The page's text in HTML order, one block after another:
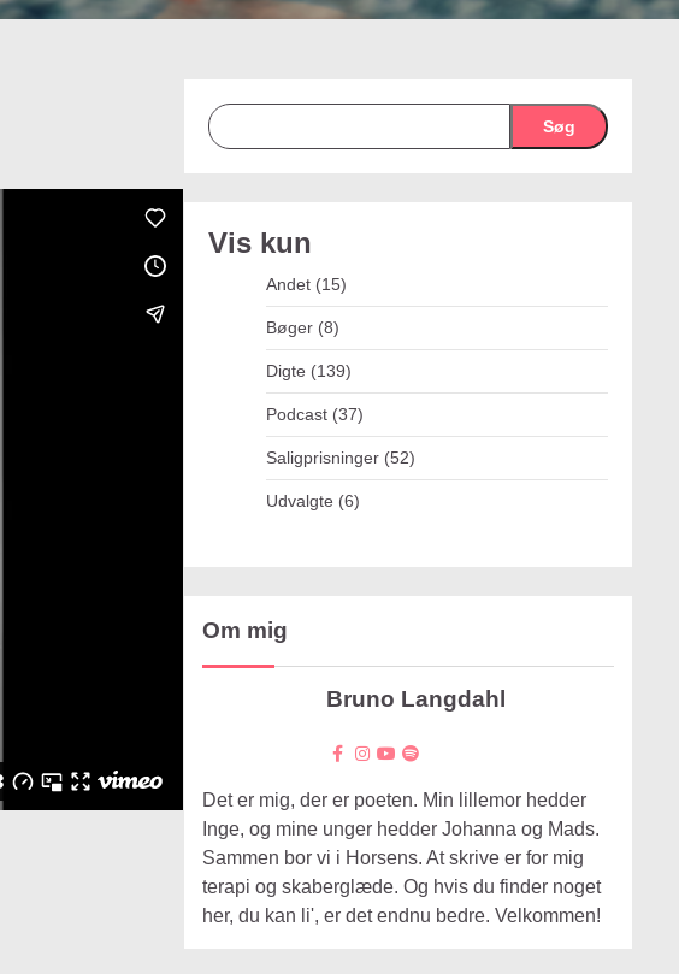
Søg
Vis kun
Andet (15)
Bøger (8)
Digte (139)
Podcast (37)
Saligprisninger (52)
Udvalgte (6)
Om mig
Bruno Langdahl
Det er mig, der er poeten. Min lillemor hedder
Inge, og mine unger hedder Johanna og Mads.
Sammen bor vi i Horsens. At skrive er for mig
terapi og skaberglæde. Og hvis du finder noget
her, du kan li', er det endnu bedre. Velkommen!